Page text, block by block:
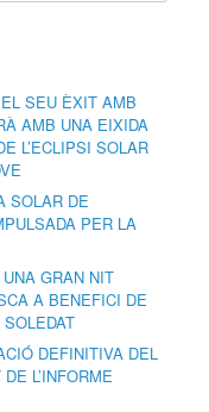
EL SEU ÈXIT AMB
AMB UNA EIXIDA
L’ECLIPSI SOLAR
SOLAR DE
PER LA
GRAN NIT
A BENEFICI DE
DEFINITIVA DEL
L’INFORME